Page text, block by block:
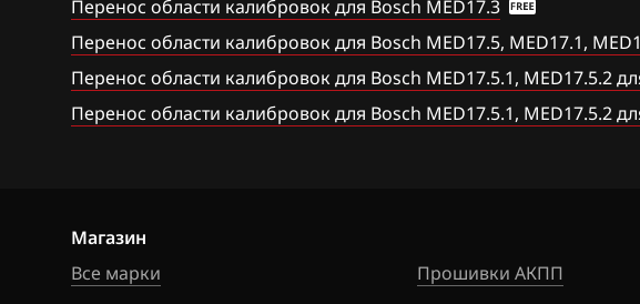
Citroen
Dacia
Daewoo
Dodge
Dongfeng
Bosch MED17.1.27
Bosch MED17.1.61(62)
Bosch MED17.5.25
BOSCH MG1CA811
Перенос области калибровок для Bosch MED17.3
Перенос области калибровок для Bosch MED17.5, MED17.1,
Перенос области калибровок для Bosch MED17.5.1, MED17.5.2
Перенос области калибровок для Bosch MED17.5.1, MED17.5.2
Магазин
Все марки
Прошивки АКПП